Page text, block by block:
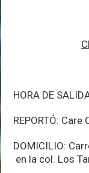
HORA DE
REPORTÓ:
DOMICILIO:
en la col. Los